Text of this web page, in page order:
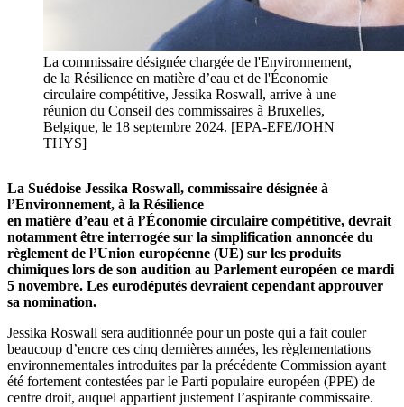
La commissaire désignée chargée de l'Environnement,
de la Résilience en matière d’eau et de l'Économie
circulaire compétitive, Jessika Roswall, arrive à une
réunion du Conseil des commissaires à Bruxelles,
Belgique, le 18 septembre 2024. [EPA-EFE/JOHN
THYS]
La Suédoise Jessika Roswall, commissaire désignée à
l’Environnement, à la Résilience
en matière d’eau et à l’Économie circulaire compétitive, devrait
notamment être interrogée sur la simplification annoncée du
règlement de l’Union européenne (UE) sur les produits
chimiques lors de son audition au Parlement européen ce mardi
5 novembre. Les eurodéputés devraient cependant approuver
sa nomination.
Jessika Roswall sera auditionnée pour un poste qui a fait couler
beaucoup d’encre ces cinq dernières années, les règlementations
environnementales introduites par la précédente Commission ayant
été fortement contestées par le Parti populaire européen (PPE) de
centre droit, auquel appartient justement l’aspirante commissaire.